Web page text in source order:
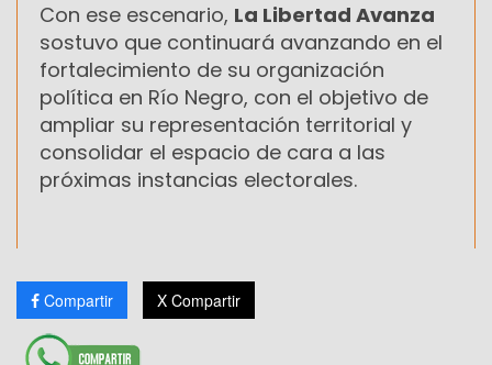
Con ese escenario, La Libertad Avanza
sostuvo que continuará avanzando en el
fortalecimiento de su organización
política en Río Negro, con el objetivo de
ampliar su representación territorial y
consolidar el espacio de cara a las
próximas instancias electorales.
Compartir X Compartir